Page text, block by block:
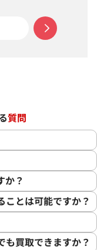
質問
か？
ことは可能ですか？
も買取できますか？